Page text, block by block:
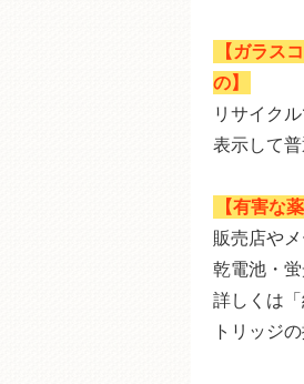
【ガラス
の】
リサイク
表示して普
【有害な
販売店や
乾電池・
詳しくは
トリッジ